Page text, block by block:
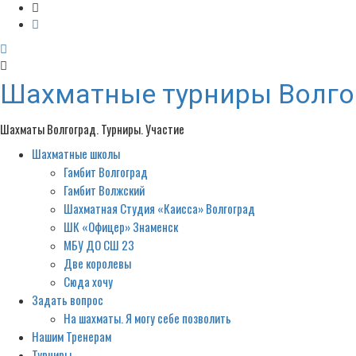
Шахматные турниры
Шахматы Волгоград. Турниры. Участие
PrimaryШахматные школы
Гамбит Волгоград
Гамбит Волжский
Шахматная Студия «Каисса» Волгоград
ШК «Офицер» Знаменск
МБУ ДО СШ 23
Две королевы
Сюда хочу
Задать вопрос
На шахматы. Я могу себе позволить
Нашим Тренерам